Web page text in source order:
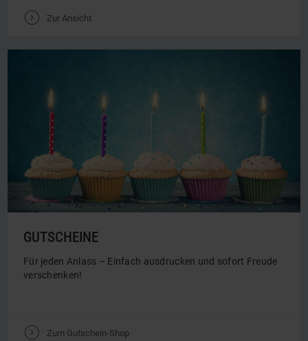
V Zur Ansicht
GUTSCHEINE
Für jeden Anlass – Einfach ausdrucken und sofort Freude
verschenken!
V Zum Gutschein-Shop